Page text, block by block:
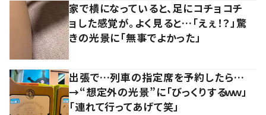
家で横になっていると、足にコチョコチ
ョした感覚が。よく見ると…「えぇ！？」驚
きの光景に「無事でよかった」
出張で…列車の指定席を予約したら…
→“想定外の光景”に「びっくりするｗｗ」
「連れて行ってあげて笑」